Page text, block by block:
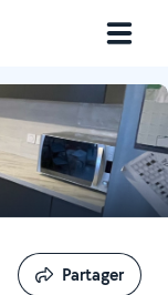
Partager
Partager